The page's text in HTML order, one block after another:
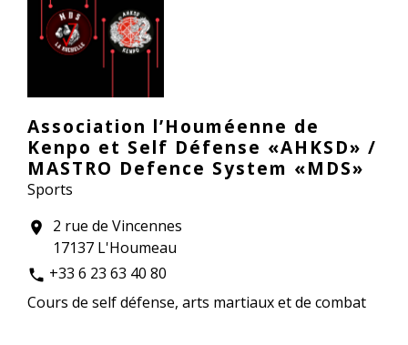
Association l’Houméenne de
Kenpo et Self Défense «AHKSD» /
MASTRO Defence System «MDS»
Sports
location_on
2 rue de Vincennes
17137 L'Houmeau
phone +33 6 23 63 40 80
Cours de self défense, arts martiaux et de combat